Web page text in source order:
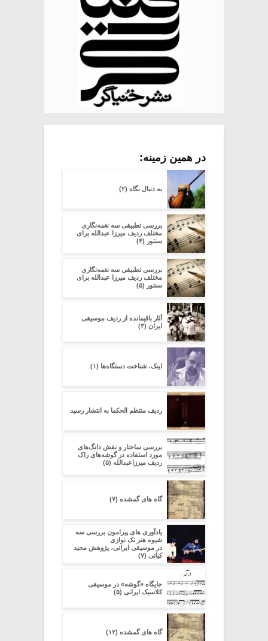
در همین زمینه:
به دنبال نگاه (۲)
بررسی تطبیقی سه نغمه‌نگاری
مختلف ردیف میرزا عبدالله برای
سنتور (۴)
بررسی تطبیقی سه نغمه‌نگاری
مختلف ردیف میرزا عبدالله برای
سنتور (۵)
آثار باقیمانده از ردیف موسیقی
ایران (۳)
اینک، شناخت دستگاه‌ها (۱)
ردیف منتظم الحکما به انتشار رسید
بررسی ساختار و نقش دانگ‌های
مورد استفاده در گوشه‌های راک
ردیف میرزاعبدالله (۵)
گاه های گمشده (۷)
یادآوری های پیرامون بررسی سه
شیوه هنر تک نوازی
در موسیقی ایرانی، پژوهش مجید
کیانی (۷)
جایگاه «گوشه» در موسیقی
کلاسیک ایرانی (۵)
گاه های گمشده (۱۲)